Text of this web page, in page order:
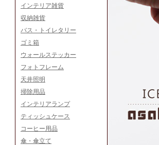
インテリア雑貨
収納雑貨
バス・トイレタリー
ゴミ箱
ウォールステッカー
フォトフレーム
天井照明
掃除用品
インテリアランプ
ティッシュケース
コーヒー用品
傘・傘立て